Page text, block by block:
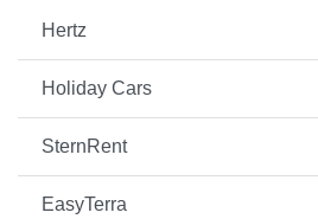
Hertz
Holiday Cars
SternRent
EasyTerra